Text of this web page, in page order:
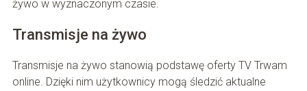
żywo w wyznaczonym czasie.
Transmisje na żywo
Transmisje na żywo stanowią podstawę oferty TV Trwam
online. Dzięki nim użytkownicy mogą śledzić aktualne